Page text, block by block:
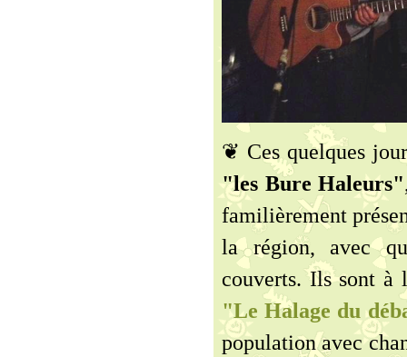
❦ Ces quelques
"les Bure Haleurs"
familièrement
la région, avec
couverts. Ils sont à
"Le Halage du
population avec